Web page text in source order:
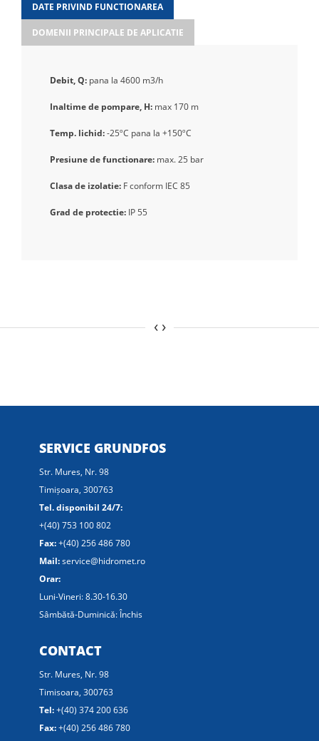
DATE PRIVIND FUNCTIONAREA
DOMENII PRINCIPALE DE APLICATIE
Debit, Q: pana la 4600 m3/h
Inaltime de pompare, H: max 170 m
Temp. lichid:-25ºC pana la +150ºC
Presiune de functionare: max. 25 bar
Clasa de izolatie: F conform IEC 85
Grad de protectie: IP 55
‹ ›
SERVICE GRUNDFOS
Str. Mures, Nr. 98
Timișoara, 300763
Tel. disponibil 24/7:
+(40) 753 100 802
Fax:+(40) 256 486 780
Mail:service@hidromet.ro
Orar:
Luni-Vineri: 8.30-16.30
Sâmbătă-Duminică: Închis
CONTACT
Str. Mures, Nr. 98
Timisoara, 300763
Tel:+(40) 374 200 636
Fax:+(40) 256 486 780